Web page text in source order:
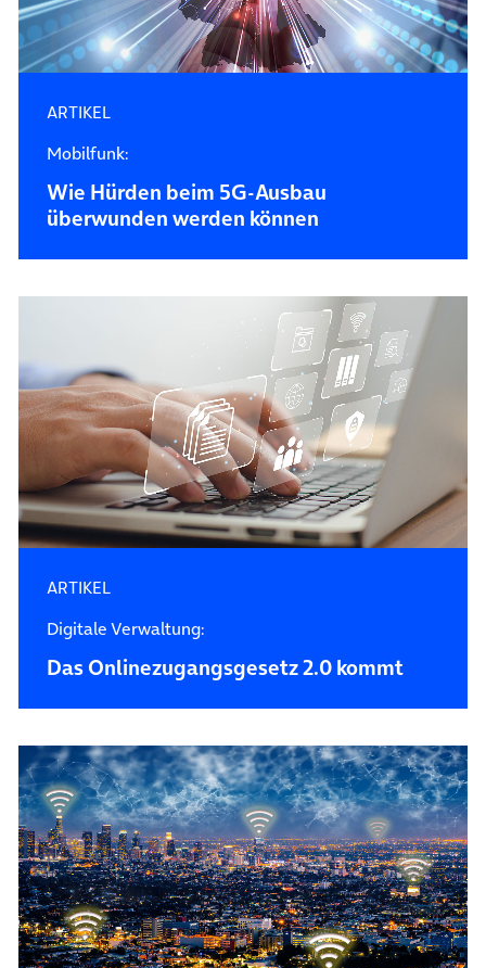
ARTIKEL
Mobilfunk:
Wie Hürden beim 5G-Ausbau
überwunden werden können
ARTIKEL
Digitale Verwaltung:
Das Onlinezugangsgesetz 2.0 kommt